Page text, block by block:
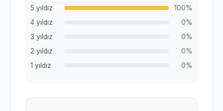
5 yıldız
100%
4 yıldız
0%
3 yıldız
0%
2 yıldız
0%
1 yıldız
0%